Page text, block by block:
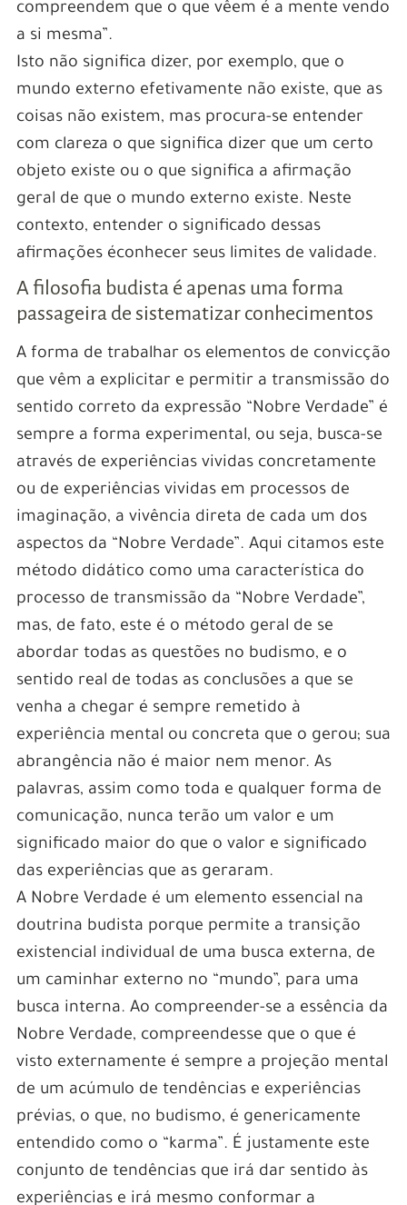
compreendem que o que vêem é a mente vendo
a si mesma”.
Isto não significa dizer, por exemplo, que o
mundo externo efetivamente não existe, que as
coisas não existem, mas procura-se entender
com clareza o que significa dizer que um certo
objeto existe ou o que significa a afirmação
geral de que o mundo externo existe. Neste
contexto, entender o significado dessas
afirmações éconhecer seus limites de validade.
A filosofia budista é apenas uma forma
passageira de sistematizar conhecimentos
A forma de trabalhar os elementos de convicção
que vêm a explicitar e permitir a transmissão do
sentido correto da expressão “Nobre Verdade” é
sempre a forma experimental, ou seja, busca-se
através de experiências vividas concretamente
ou de experiências vividas em processos de
imaginação, a vivência direta de cada um dos
aspectos da “Nobre Verdade”. Aqui citamos este
método didático como uma característica do
processo de transmissão da “Nobre Verdade”,
mas, de fato, este é o método geral de se
abordar todas as questões no budismo, e o
sentido real de todas as conclusões a que se
venha a chegar é sempre remetido à
experiência mental ou concreta que o gerou; sua
abrangência não é maior nem menor. As
palavras, assim como toda e qualquer forma de
comunicação, nunca terão um valor e um
significado maior do que o valor e significado
das experiências que as geraram.
A Nobre Verdade é um elemento essencial na
doutrina budista porque permite a transição
existencial individual de uma busca externa, de
um caminhar externo no “mundo”, para uma
busca interna. Ao compreender-se a essência da
Nobre Verdade, compreendesse que o que é
visto externamente é sempre a projeção mental
de um acúmulo de tendências e experiências
prévias, o que, no budismo, é genericamente
entendido como o “karma”. É justamente este
conjunto de tendências que irá dar sentido às
experiências e irá mesmo conformar a